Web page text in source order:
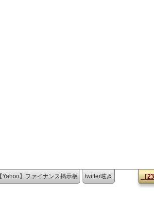
【Yahoo】ファイナンス掲示板 twitter呟き ［